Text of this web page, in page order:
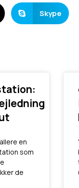
Skype
en
som
de